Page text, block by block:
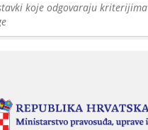
koje odgovaraju kriterijima